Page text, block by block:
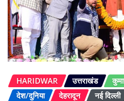
HARIDWAR उत्तराखंड
देश/दुनिया
देहरादून नई दिल्ली